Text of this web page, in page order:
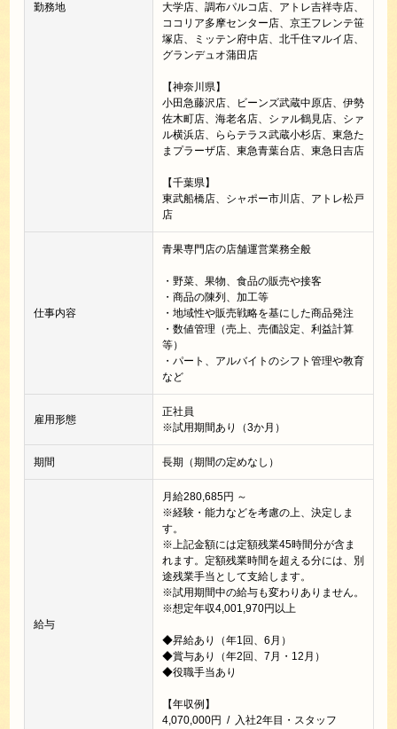
勤務地
大学店、調布パルコ店、アトレ吉祥寺店、
ココリア多摩センター店、京王フレンテ笹
塚店、ミッテン府中店、北千住マルイ店、
グランデュオ蒲田店
【神奈川県】
小田急藤沢店、ビーンズ武蔵中原店、伊勢
佐木町店、海老名店、シァル鶴見店、シァ
ル横浜店、ららテラス武蔵小杉店、東急た
まプラーザ店、東急青葉台店、東急日吉店
【千葉県】
東武船橋店、シャポー市川店、アトレ松戸
店
仕事内容
青果専門店の店舗運営業務全般
・野菜、果物、食品の販売や接客
・商品の陳列、加工等
・地域性や販売戦略を基にした商品発注
・数値管理（売上、売価設定、利益計算
等）
・パート、アルバイトのシフト管理や教育
など
雇用形態
正社員
※試用期間あり（3か月）
期間 長期（期間の定めなし）
給与
月給280,685円 ～
※経験・能力などを考慮の上、決定しま
す。
※上記金額には定額残業45時間分が含ま
れます。定額残業時間を超える分には、別
途残業手当として支給します。
※試用期間中の給与も変わりありません。
※想定年収4,001,970円以上
◆昇給あり（年1回、6月）
◆賞与あり（年2回、7月・12月）
◆役職手当あり
【年収例】
4,070,000円 / 入社2年目・スタッフ